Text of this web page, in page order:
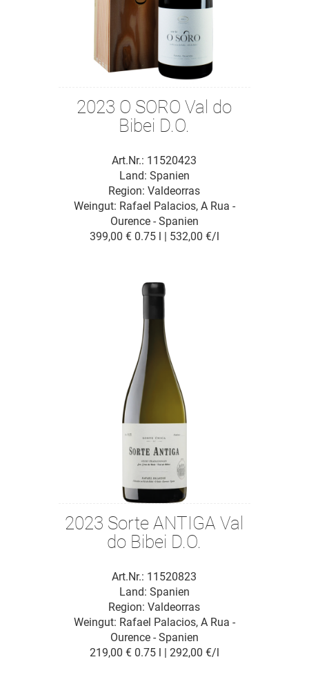
2023 O SORO Val do
Bibei D.O.
Art.Nr.: 11520423
Region: Valdeorras
Weingut: Rafael Palacios, A Rua -
Ourence - Spanien
Land: Spanien
399,00 € 0.75 l | 532,00 €/l
2023 Sorte ANTIGA Val
do Bibei D.O.
Art.Nr.: 11520823
Weingut: Rafael Palacios, A Rua -
Ourence - Spanien
Region: Valdeorras
Land: Spanien
219,00 € 0.75 l | 292,00 €/l